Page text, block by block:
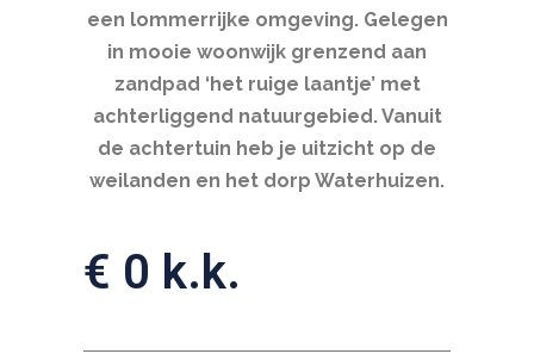
een lommerrijke omgeving. Gelegen
in mooie woonwijk grenzend aan
zandpad ‘het ruige laantje’ met
achterliggend natuurgebied. Vanuit
de achtertuin heb je uitzicht op de
weilanden en het dorp Waterhuizen.
€ 0 k.k.